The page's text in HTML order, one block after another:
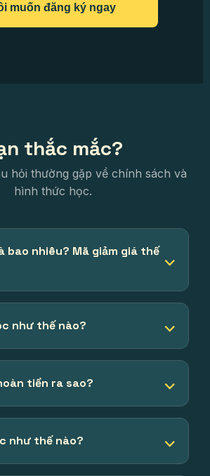
muốn đăng ký ngay
thắc mắc?
hỏi thường gặp về chính sách và
hình thức học.
bao nhiêu? Mã giảm giá thế
như thế nào?
tiền ra sao?
như thế nào?